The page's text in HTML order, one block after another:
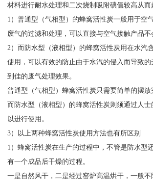
材料进行耐水处理和二次烧制吸附碘值较高从而
1）普通型（气相型）的蜂窝活性炭一般用于空
废气的过滤和处理，可以直接与空气接触产品不
2）而防水型（液相型）的蜂窝活性炭用在水汽
使用，可以有效的防止由于水汽的侵入而导致
到佳的废气处理效果。
普通型（气相型）蜂窝活性炭只需要简单的摆放
而防水型（液相型）的蜂窝活性炭则须通过人
以进行使用。
3）以上两种蜂窝活性炭使用方法也有所区别
1）蜂窝活性炭在生产的过程中，不管是防水型
有一个成品后干燥的过程。
一是自然风干，二是经过窑炉高温烘干，一般